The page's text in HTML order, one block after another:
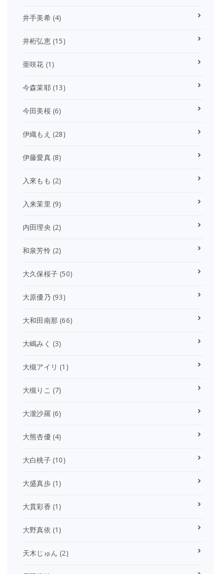
井手美希(4)
井桁弘恵(15)
亜咲花 (1)
今森茉耶(13)
今田美桜(6)
伊織もえ (28)
伊藤愛真(8)
入來もも (2)
入来茉里 (9)
内田理央 (2)
和泉芳怜 (2)
大久保桜子 (50)
大原優乃 (93)
大和田南那 (66)
大嶋みく (3)
大槻アイリ (1)
大槻りこ (7)
大瀧沙羅 (6)
大熊杏優(4)
大白桃子(10)
大盛真歩(1)
大貫彩香 (1)
大野真依 (1)
天木じゅん (2)